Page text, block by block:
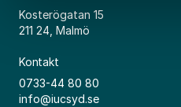
Kosterögatan 15
211 24, Malmö
Kontakt
0733-44 80 80
info@iucsyd.se